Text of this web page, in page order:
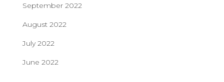
September 2022
August 2022
July 2022
June 2022